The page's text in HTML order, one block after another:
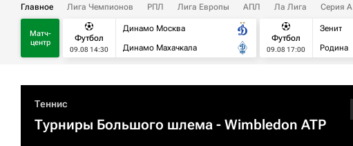
Главное Лига Чемпионов РПЛ Лига Европы АПЛ Ла Лига Серия А
Матч-
центр
Футбол
09.08 14:30
Динамо Москва
Динамо Махачкала
Футбол
09.08 17:00
Зенит
Родина
Теннис
Турниры Большого шлема - Wimbledon ATP